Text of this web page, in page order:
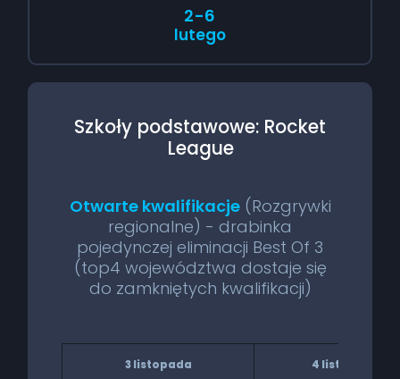
2-6
lutego
Szkoły podstawowe: Rocket
League
Otwarte kwalifikacje(Rozgrywki
regionalne) - drabinka
pojedynczej eliminacji Best Of 3
(top4 województwa dostaje się
do zamkniętych kwalifikacji)
3 listopada 4 listopada